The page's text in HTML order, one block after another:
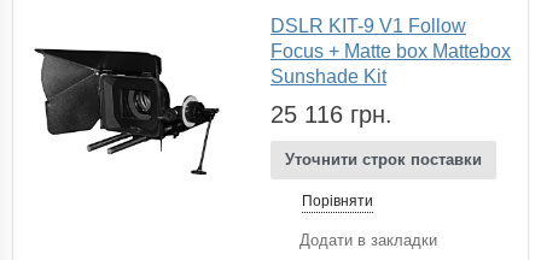
DSLR KIT-9 V1 Follow
Focus + Matte box Mattebox
Sunshade Kit
25 116 грн.
Уточнити строк поставки
Порівняти
Додати в закладки